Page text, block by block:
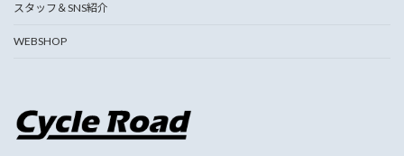
スタッフ＆SNS紹介
WEBSHOP